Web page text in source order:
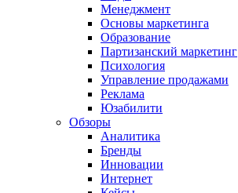
Менеджмент
Основы маркетинга
Образование
Партизанский маркетинг
Психология
Управление продажами
Реклама
Юзабилити
Обзоры
Аналитика
Бренды
Инновации
Интернет